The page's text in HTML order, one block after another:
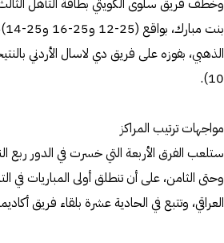
وخطف فريق سلوى الكويتي بطاقة التأهل
10).
مواجهات ترتيب المراكز
ستلعب الفرق الأربعة التي خسرت في الدور ربع
وحتى الثامن، على أن تنطلق أولى المباريات في
العراقي، وتتبع في الحادية عشرة بلقاء فريق